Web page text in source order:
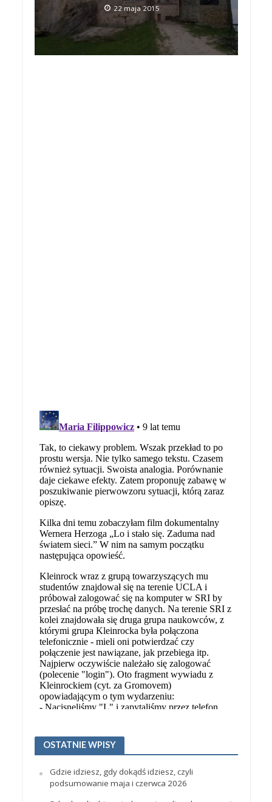
22 maja 2015
OSTATNIE WPISY
Gdzie idziesz, gdy dokądś idziesz, czyli
podsumowanie maja i czerwca 2026